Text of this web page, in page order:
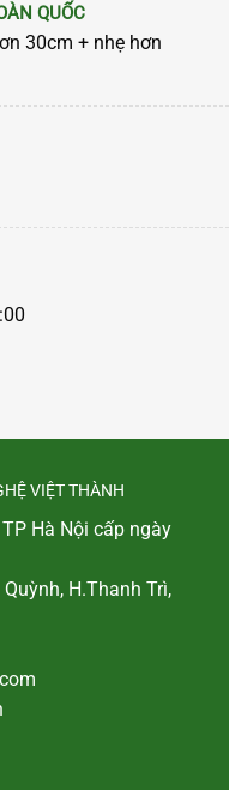
QUỐC
30cm + nhẹ hơn
VIỆT THÀNH
Hà Nội cấp ngày
H.Thanh Trì,